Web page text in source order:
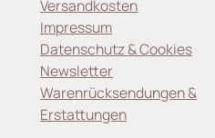
Impressum
Datenschutz & Cookies
Newsletter
Warenrücksendungen &
Erstattungen